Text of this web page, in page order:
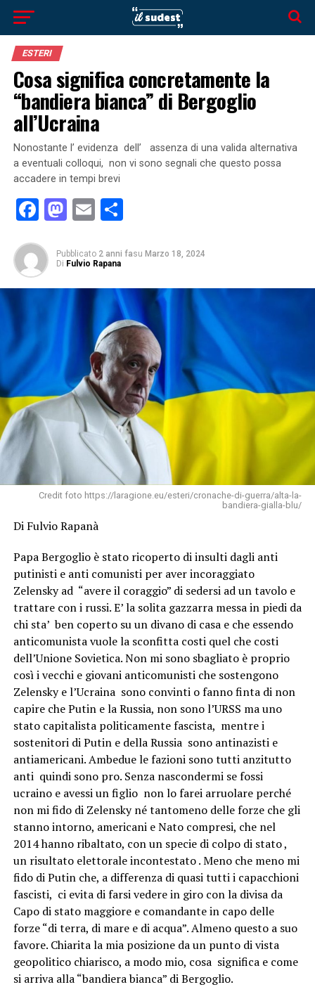
ESTERI
Cosa significa concretamente la
“bandiera bianca” di Bergoglio
all’Ucraina
Nonostante l’ evidenza dell’ assenza di una valida alternativa
a eventuali colloqui, non vi sono segnali che questo possa
accadere in tempi brevi
Facebook
Mastodon
EmailCondividi
Pubblicato 2 anni fasu Marzo 18, 2024
Di Fulvio Rapana
Credit foto https://laragione.eu/esteri/cronache-di-guerra/alta-la-
bandiera-gialla-blu/
Di Fulvio Rapanà
Papa Bergoglio è stato ricoperto di insulti dagli anti
putinisti e anti comunisti per aver incoraggiato
Zelensky ad “avere il coraggio” di sedersi ad un tavolo e
trattare con i russi. E’ la solita gazzarra messa in piedi da
chi sta’ ben coperto su un divano di casa e che essendo
anticomunista vuole la sconfitta costi quel che costi
dell’Unione Sovietica. Non mi sono sbagliato è proprio
così i vecchi e giovani anticomunisti che sostengono
Zelensky e l’Ucraina sono convinti o fanno finta di non
capire che Putin e la Russia, non sono l’URSS ma uno
stato capitalista politicamente fascista, mentre i
sostenitori di Putin e della Russia sono antinazisti e
antiamericani. Ambedue le fazioni sono tutti anzitutto
anti quindi sono pro. Senza nascondermi se fossi
ucraino e avessi un figlio non lo farei arruolare perché
non mi fido di Zelensky né tantomeno delle forze che gli
stanno intorno, americani e Nato compresi, che nel
2014 hanno ribaltato, con un specie di colpo di stato ,
un risultato elettorale incontestato . Meno che meno mi
fido di Putin che, a differenza di quasi tutti i capacchioni
fascisti, ci evita di farsi vedere in giro con la divisa da
Capo di stato maggiore e comandante in capo delle
forze “di terra, di mare e di acqua”. Almeno questo a suo
favore. Chiarita la mia posizione da un punto di vista
geopolitico chiarisco, a modo mio, cosa significa e come
si arriva alla “bandiera bianca” di Bergoglio.